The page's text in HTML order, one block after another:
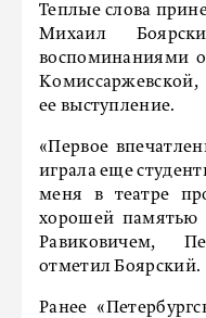
Теплые слова
Михаил
воспоминаниями
ее выступление.
«Первое
играла еще
меня в театре
хорошей памятью
Равиковичем,
отметил Боярский.
Ранее